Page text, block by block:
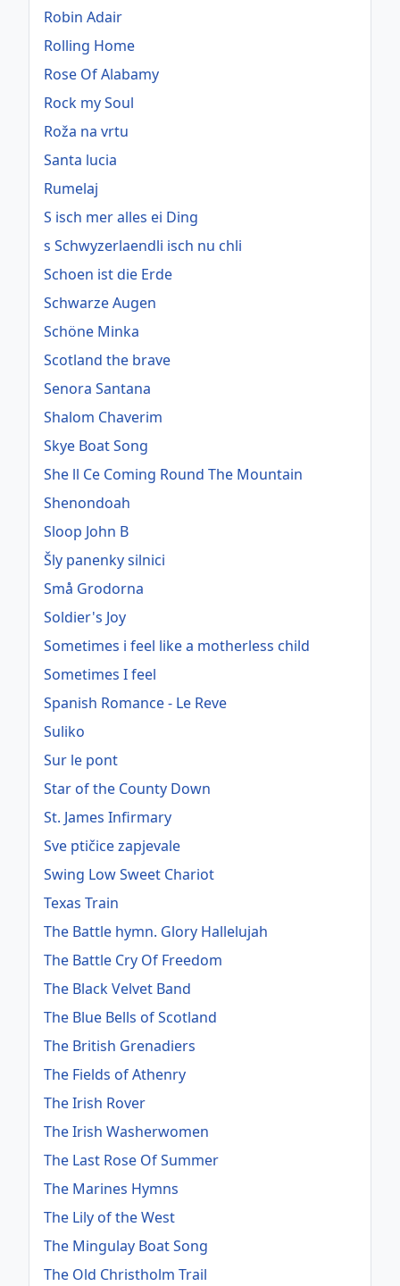
Robin Adair
Rolling Home
Rose Of Alabamy
Rock my Soul
Roža na vrtu
Santa lucia
Rumelaj
S isch mer alles ei Ding
s Schwyzerlaendli isch nu chli
Schoen ist die Erde
Schwarze Augen
Schöne Minka
Scotland the brave
Senora Santana
Shalom Chaverim
Skye Boat Song
She ll Ce Coming Round The Mountain
Shenondoah
Sloop John B
Šly panenky silnici
Små Grodorna
Soldier's Joy
Sometimes i feel like a motherless child
Sometimes I feel
Spanish Romance - Le Reve
Suliko
Sur le pont
Star of the County Down
St. James Infirmary
Sve ptičice zapjevale
Swing Low Sweet Chariot
Texas Train
The Battle hymn. Glory Hallelujah
The Battle Cry Of Freedom
The Black Velvet Band
The Blue Bells of Scotland
The British Grenadiers
The Fields of Athenry
The Irish Rover
The Irish Washerwomen
The Last Rose Of Summer
The Marines Hymns
The Lily of the West
The Mingulay Boat Song
The Old Christholm Trail